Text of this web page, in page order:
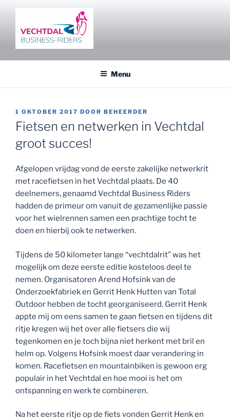
inhoud
VECHTDAL BUSINESS RIDERS
Menu
GEPLAATST
OP
1 OKTOBER 2017 DOOR BEHEERDER
Fietsen en netwerken in Vechtdal
groot succes!
Afgelopen vrijdag vond de eerste zakelijke netwerkrit
met racefietsen in het Vechtdal plaats. De 40
deelnemers, genaamd Vechtdal Business Riders
hadden de primeur om vanuit de gezamenlijke passie
voor het wielrennen samen een prachtige tocht te
doen en hierbij ook te netwerken.
Tijdens de 50 kilometer lange “vechtdalrit” was het
mogelijk om deze eerste editie kosteloos deel te
nemen. Organisatoren Arend Hofsink van de
Onderzoekfabriek en Gerrit Henk Hutten van Total
Outdoor hebben de tocht georganiseerd. Gerrit Henk
appte mij om eens samen te gaan fietsen en tijdens dit
ritje kregen wij het over alle fietsers die wij
tegenkomen en je toch bijna niet herkent met bril en
helm op. Volgens Hofsink moest daar verandering in
komen. Racefietsen en mountainbiken is gewoon erg
populair in het Vechtdal en hoe mooi is het om
ontspanning en werk te combineren.
Na het eerste ritje op de fiets vonden Gerrit Henk en